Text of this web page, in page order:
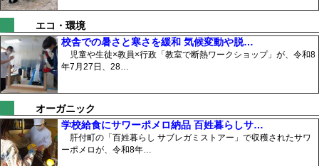
エコ・環境
校舎での暑さと寒さを緩和 気候変動や脱…
児童や生徒×教員×行政「教室で断熱ワークショップ」が、令和8
年7月27日、28…
オーガニック
学校給食にサワーポメロ納品 百姓暮らしサ…
肝付町の「百姓暮らし サブレガミストアー」で収穫されたサワ
ーポメロが、令和8年…